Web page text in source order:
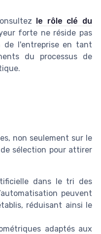
le rôle clé du
forte ne réside pas
de l'entreprise en tant
du processus de
non seulement sur le
sélection pour attirer
dans le tri des
peuvent
réduisant ainsi le
adaptés aux